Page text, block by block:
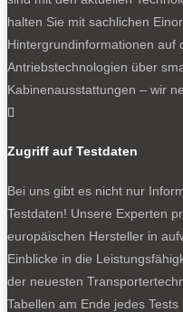
halten Sie mit sachlichen
Hintergrundinformationen auf
Antriebstechnologien über
Kabinenausstattungen – wir

Zugriff auf Testdaten
Bei uns gibt es nicht nur
Testdaten! Unsere Experten
europäischen Hersteller in
Einblicke in die
der neuesten
Tabellen am Ende jedes